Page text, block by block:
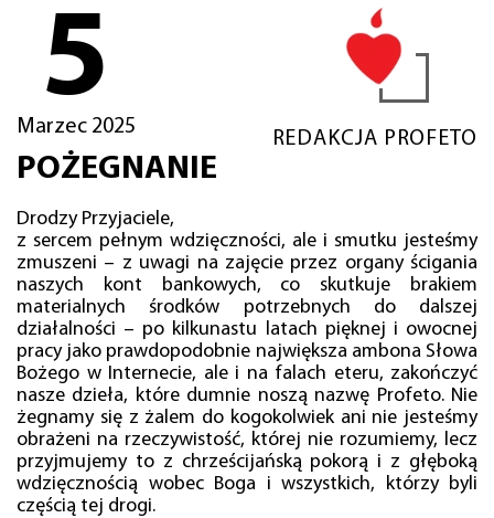
5
Marzec 2025
REDAKCJA PROFETO
POŻEGNANIE
Drodzy Przyjaciele,
z sercem pełnym wdzięczności, ale i smutku jesteśmy
zmuszeni – z uwagi na zajęcie przez organy ścigania
naszych kont bankowych, co skutkuje brakiem
materialnych środków potrzebnych do dalszej
działalności – po kilkunastu latach pięknej i owocnej
pracy jako prawdopodobnie największa ambona Słowa
Bożego w Internecie, ale i na falach eteru, zakończyć
nasze dzieła, które dumnie noszą nazwę Profeto. Nie
żegnamy się z żalem do kogokolwiek ani nie jesteśmy
obrażeni na rzeczywistość, której nie rozumiemy, lecz
przyjmujemy to z chrześcijańską pokorą i z głęboką
wdzięcznością wobec Boga i wszystkich, którzy byli
częścią tej drogi.